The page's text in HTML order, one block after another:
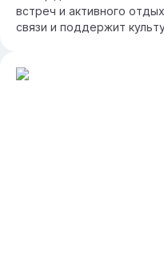
встреч и активного
связи и поддержит